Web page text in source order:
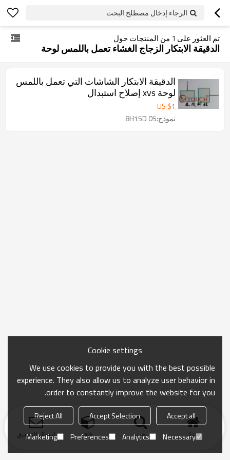
الرجاء إدخال مصطلح البحث
تم العثور على 1 من المنتجات حول
الدقيقة الابتكار الزجاج الغشاء تعمل باللمس لوحة
الدقيقة الابتكار الشاشات التي تعمل باللمس
لوحة xvs إصلاح استبدال
US $1
نموذج:8H15D 05
منزل بحث فئة ارسال التحقيق
Cookie settings
We use cookies to provide you with the best possible
experience. They also allow us to analyze user behavior in
order to constantly improve the website for you.
Accept all
Accept Selection
Reject All
Necessary
Analytics
Preferences
Marketing